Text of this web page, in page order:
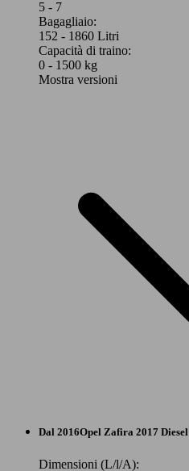
5 - 7
Bagagliaio:
152 - 1860 Litri
Capacità di traino:
0 - 1500 kg
Mostra versioni
Monovolume
Benzina
Dal 2016Opel Zafira 2017 Diesel
Dimensioni (L/l/A):